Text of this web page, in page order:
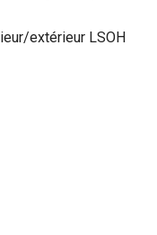
extérieur LSOH